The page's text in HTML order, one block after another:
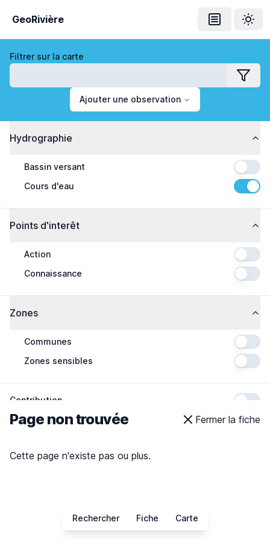
GeoRivière Ouvrir le
Filtrer sur la carte
Filtrer
Ajouter une observation
Hydrographie
Bassin versant
Cours d'eau
Points d'interêt
Action
Connaissance
Zones
Communes
Zones sensibles
Contribution
Page non trouvée Fermer la fiche
Cette page n'existe pas ou plus.
Rechercher Fiche Carte